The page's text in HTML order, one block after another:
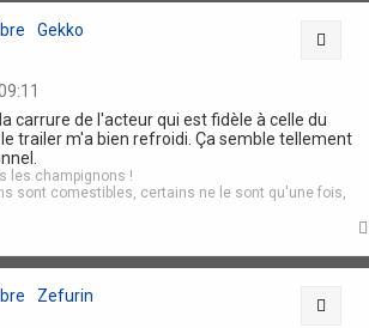
Gekko
carrure de l'acteur qui est fidèle à celle du
trailer m'a bien refroidi. Ça semble tellement
les champignons !
sont comestibles, certains ne le sont qu'une fois,
Zefurin